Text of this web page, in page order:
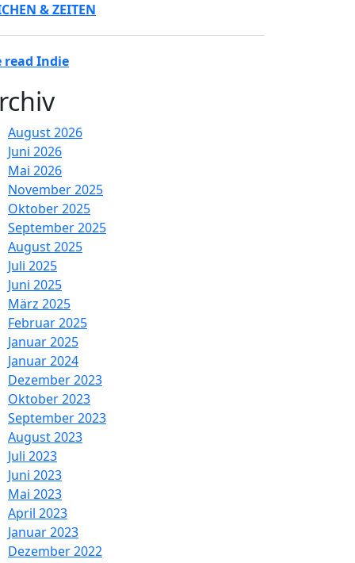
& ZEITEN
read Indie
August 2026
Juni 2026
Mai 2026
November 2025
Oktober 2025
September 2025
August 2025
Juli 2025
Juni 2025
März 2025
Februar 2025
Januar 2025
Januar 2024
Dezember 2023
Oktober 2023
September 2023
August 2023
Juli 2023
Juni 2023
Mai 2023
April 2023
Januar 2023
Dezember 2022